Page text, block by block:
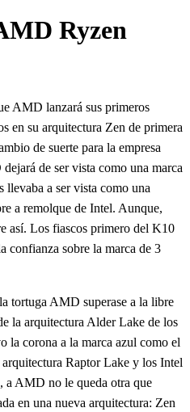
Ryzen
AMD lanzará sus primeros
en su arquitectura Zen de primera
de suerte para la empresa
de ser vista como una marca
a ser vista como una
a remolque de Intel. Aunque,
así. Los fiascos primero del K10
confianza sobre la marca de 3
tortuga AMD superase a la libre
la arquitectura Alder Lake de los
la corona a la marca azul como el
Raptor Lake y los Intel
a AMD no le queda otra que
en una nueva arquitectura: Zen